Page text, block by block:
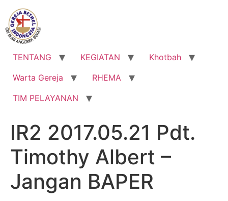
Lewati
konten
TENTANG KEGIATAN
Khotbah
Warta Gereja
RHEMA
TIM PELAYANAN
IR2 2017.05.21 Pdt.
Timothy Albert –
Jangan BAPER